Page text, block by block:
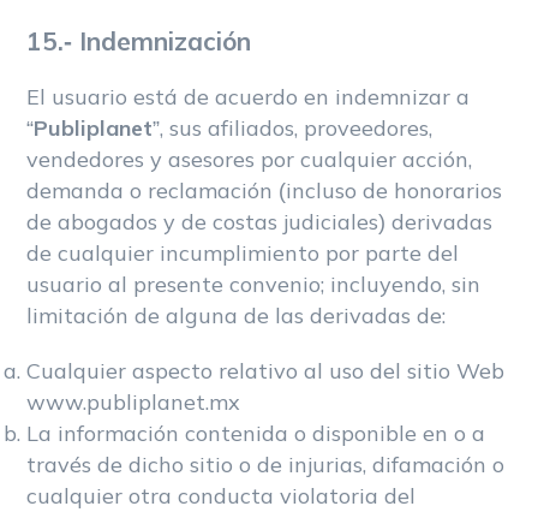
15.- Indemnización
El usuario está de acuerdo en indemnizar a
“Publiplanet”, sus afiliados, proveedores,
vendedores y asesores por cualquier acción,
demanda o reclamación (incluso de honorarios
de abogados y de costas judiciales) derivadas
de cualquier incumplimiento por parte del
usuario al presente convenio; incluyendo, sin
limitación de alguna de las derivadas de:
Cualquier aspecto relativo al uso del sitio Web
www.publiplanet.mx
La información contenida o disponible en o a
través de dicho sitio o de injurias, difamación o
cualquier otra conducta violatoria del